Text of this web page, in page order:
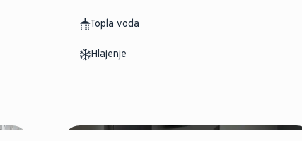
Topla voda
Hlajenje